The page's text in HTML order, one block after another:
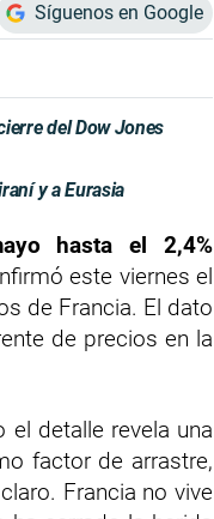
Síguenos en Google
del Dow Jones
y a Eurasia
hasta el 2,4%
este viernes el
de Francia. El dato
de precios en la
el detalle revela una
factor de arrastre,
Francia no vive